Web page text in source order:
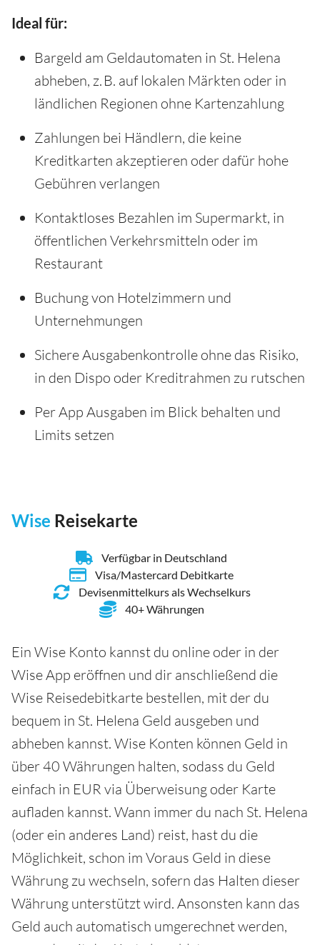
Ideal für:
Bargeld am Geldautomaten in St. Helena
abheben, z. B. auf lokalen Märkten oder in
ländlichen Regionen ohne Kartenzahlung
Zahlungen bei Händlern, die keine
Kreditkarten akzeptieren oder dafür hohe
Gebühren verlangen
Kontaktloses Bezahlen im Supermarkt, in
öffentlichen Verkehrsmitteln oder im
Restaurant
Buchung von Hotelzimmern und
Unternehmungen
Sichere Ausgabenkontrolle ohne das Risiko,
in den Dispo oder Kreditrahmen zu rutschen
Per App Ausgaben im Blick behalten und
Limits setzen
Wise Reisekarte
Verfügbar in Deutschland
Visa/Mastercard Debitkarte
Devisenmittelkurs als Wechselkurs
40+ Währungen
Ein Wise Konto kannst du online oder in der
Wise App eröffnen und dir anschließend die
Wise Reisedebitkarte bestellen, mit der du
bequem in St. Helena Geld ausgeben und
abheben kannst. Wise Konten können Geld in
über 40 Währungen halten, sodass du Geld
einfach in EUR via Überweisung oder Karte
aufladen kannst. Wann immer du nach St. Helena
(oder ein anderes Land) reist, hast du die
Möglichkeit, schon im Voraus Geld in diese
Währung zu wechseln, sofern das Halten dieser
Währung unterstützt wird. Ansonsten kann das
Geld auch automatisch umgerechnet werden,